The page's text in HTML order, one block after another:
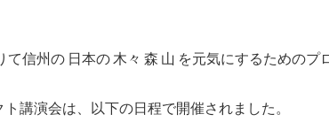
信州の 日本の 木々 森 山 を元気にするためのプ
講演会は、以下の日程で開催されました。